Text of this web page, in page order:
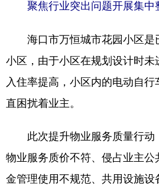
聚焦行业突出问题开展集中
海口市万恒城市花园小区是
小区，由于小区在规划设计时
入住率提高，小区内的电动自
直困扰着业主。
此次提升物业服务质量行动
物业服务质价不符、侵占业主
金管理使用不规范、共用设施